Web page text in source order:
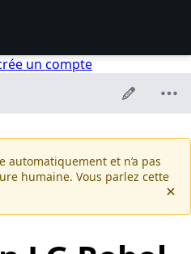
un compte
automatiquement et n’a pas
humaine. Vous parlez cette